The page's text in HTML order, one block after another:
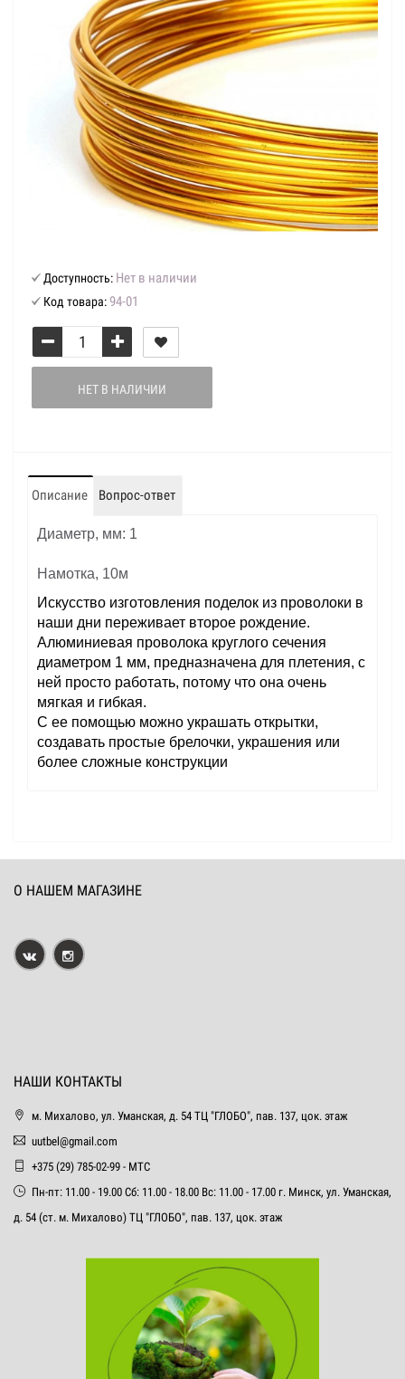
Доступность: Нет в наличии
Код товара: 94-01
НЕТ В НАЛИЧИИ
Описание Вопрос-ответ
Диаметр, мм: 1
Намотка, 10м
Искусство изготовления поделок из проволоки в
наши дни переживает второе рождение.
Алюминиевая проволока круглого сечения
диаметром 1 мм, предназначена для плетения, с
ней просто работать, потому что она очень
мягкая и гибкая.
С ее помощью можно украшать открытки,
создавать простые брелочки, украшения или
более сложные конструкции
О НАШЕМ МАГАЗИНЕ
НАШИ КОНТАКТЫ
м. Михалово, ул. Уманская, д. 54 ТЦ "ГЛОБО", пав. 137, цок. этаж
uutbel@gmail.com
+375 (29) 785-02-99 - МТС
Пн-пт: 11.00 - 19.00 Сб: 11.00 - 18.00 Вс: 11.00 - 17.00 г. Минск, ул. Уманская,
д. 54 (ст. м. Михалово) ТЦ "ГЛОБО", пав. 137, цок. этаж